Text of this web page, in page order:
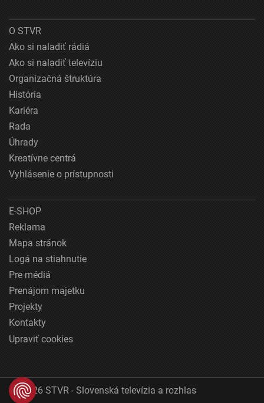
O STVR
Ako si naladiť rádiá
Ako si naladiť televíziu
Organizačná štruktúra
História
Kariéra
Rada
Úhrady
Kreatívne centrá
Vyhlásenie o prístupnosti
E-SHOP
Reklama
Mapa stránok
Logá na stiahnutie
Pre médiá
Prenájom majetku
Projekty
Kontakty
Upraviť cookies
© 2026 STVR - Slovenská televízia a rozhlas